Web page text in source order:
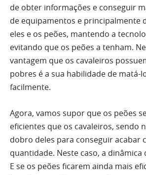
de obter informações e conseguir
de equipamentos e principalmente
eles e os peões, mantendo a
evitando que os peões a tenham.
vantagem que os cavaleiros
pobres é a sua habilidade de matá-
facilmente.
Agora, vamos supor que os peões
eficientes que os cavaleiros, sendo
dobro deles para conseguir acabar
quantidade. Neste caso, a
E se os peões ficarem ainda mais